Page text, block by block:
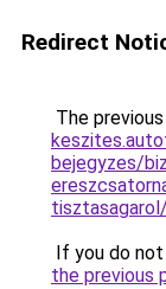
Redirect
The
bejegyzes/
If you do
the previous